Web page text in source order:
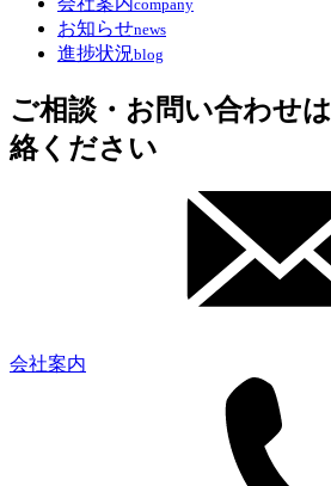
company
お知らせnews
進捗状況blog
ご相談・お問い合わせ
絡ください
会社案内